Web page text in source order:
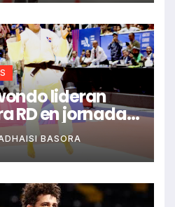
lideran
RD en jornada
Domingo 2026
BASORA